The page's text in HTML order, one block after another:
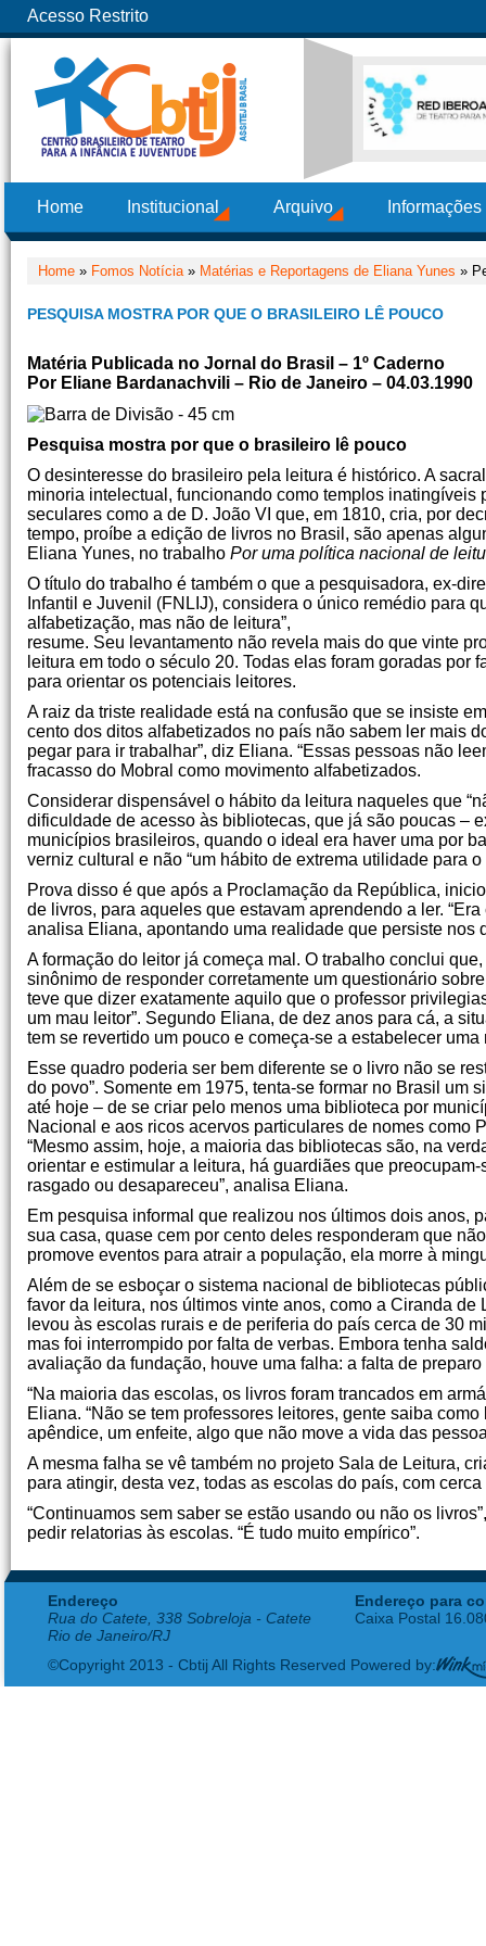
Acesso Restrito
Home Institucional Arquivo
Home » Fomos Notícia» Matérias e Reportagens de Eliana Yunes »
PESQUISA MOSTRA POR QUE O BRASILEIRO LÊ POUCO
Matéria Publicada no Jornal do Brasil – 1º Caderno
Por Eliane Bardanachvili – Rio de Janeiro – 04.03.1990
Pesquisa mostra por que o brasileiro lê pouco
O desinteresse do brasileiro pela leitura é histórico. A
minoria intelectual, funcionando como templos inatingíveis
seculares como a de D. João VI que, em 1810, cria, por
tempo, proíbe a edição de livros no Brasil, são apenas
Eliana Yunes, no trabalho Por uma política nacional de
O título do trabalho é também o que a pesquisadora, ex-
Infantil e Juvenil (FNLIJ), considera o único remédio para
alfabetização, mas não de leitura”,
resume. Seu levantamento não revela mais do que vinte
leitura em todo o século 20. Todas elas foram goradas por
para orientar os potenciais leitores.
A raiz da triste realidade está na confusão que se insiste
cento dos ditos alfabetizados no país não sabem ler mais
pegar para ir trabalhar”, diz Eliana. “Essas pessoas não
fracasso do Mobral como movimento alfabetizados.
Considerar dispensável o hábito da leitura naqueles que
dificuldade de acesso às bibliotecas, que já são poucas –
municípios brasileiros, quando o ideal era haver uma por
verniz cultural e não “um hábito de extrema utilidade para o
Prova disso é que após a Proclamação da República,
de livros, para aqueles que estavam aprendendo a ler.
analisa Eliana, apontando uma realidade que persiste nos
A formação do leitor já começa mal. O trabalho conclui
sinônimo de responder corretamente um questionário
teve que dizer exatamente aquilo que o professor
um mau leitor”. Segundo Eliana, de dez anos para cá, a
tem se revertido um pouco e começa-se a estabelecer uma
Esse quadro poderia ser bem diferente se o livro não se
do povo”. Somente em 1975, tenta-se formar no Brasil
até hoje – de se criar pelo menos uma biblioteca por
Nacional e aos ricos acervos particulares de nomes como
“Mesmo assim, hoje, a maioria das bibliotecas são, na
orientar e estimular a leitura, há guardiães que
rasgado ou desapareceu”, analisa Eliana.
Em pesquisa informal que realizou nos últimos dois anos,
sua casa, quase cem por cento deles responderam que
promove eventos para atrair a população, ela morre à
Além de se esboçar o sistema nacional de bibliotecas
favor da leitura, nos últimos vinte anos, como a Ciranda
levou às escolas rurais e de periferia do país cerca de 30
mas foi interrompido por falta de verbas. Embora tenha
avaliação da fundação, houve uma falha: a falta de
“Na maioria das escolas, os livros foram trancados em
Eliana. “Não se tem professores leitores, gente saiba
apêndice, um enfeite, algo que não move a vida das
A mesma falha se vê também no projeto Sala de Leitura,
para atingir, desta vez, todas as escolas do país, com
“Continuamos sem saber se estão usando ou não os
pedir relatorias às escolas. “É tudo muito empírico”.
Endereço
Rua do Catete, 338 Sobreloja - Catete
Rio de Janeiro/RJ
Endereço para
Caixa Postal
©Copyright 2013 - Cbtij All Rights Reserved Powered by: